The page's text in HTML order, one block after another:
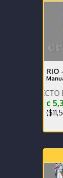
RIO -
ESTADO-
¢